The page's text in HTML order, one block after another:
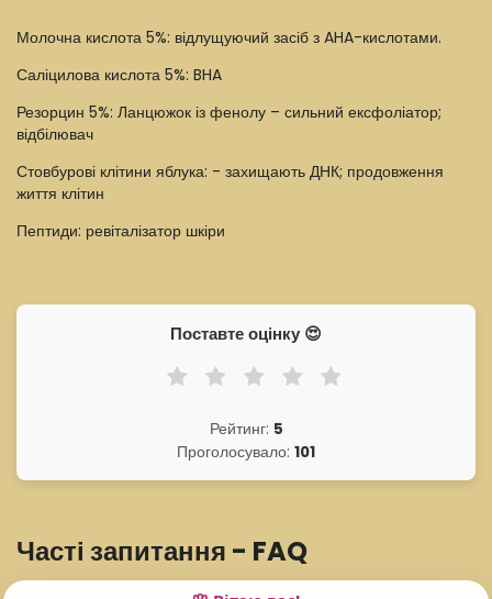
Молочна кислота 5%: відлущуючий засіб з AHA-кислотами.
Саліцилова кислота 5%: BHA
Резорцин 5%: Ланцюжок із фенолу – сильний ексфоліатор;
відбілювач
Стовбурові клітини яблука: - захищають ДНК; продовження
життя клітин
Пептиди: ревіталізатор шкіри
Поставте оцінку 😍
Рейтинг: 5
Проголосувало: 101
Часті запитання - FAQ